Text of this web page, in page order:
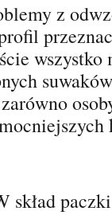
z
wszystko
skład